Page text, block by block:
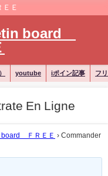
Ｅ
board
youtube iポイン記事 フ
En Ligne
board ＦＲＥＥ › Commander